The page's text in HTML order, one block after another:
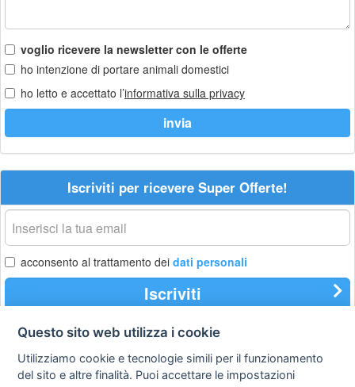
voglio ricevere la newsletter con le offerte
ho intenzione di portare animali domestici
ho letto e accettato l’informativa sulla privacy
Iscriviti per ricevere Super Offerte!
La
tua
email
acconsento al trattamento dei dati personali
Iscriviti
Privacy
policy
Avviso
legale
Scrivici
Questo sito web utilizza i cookie
Utilizziamo cookie e tecnologie simili per il funzionamento
del sito e altre finalità. Puoi accettare le impostazioni